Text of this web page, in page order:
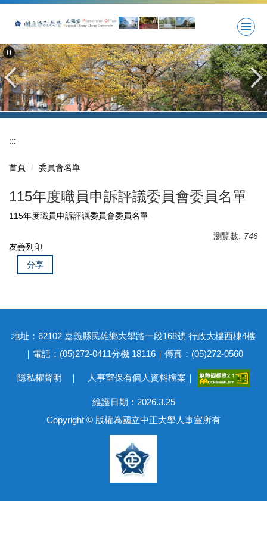
要
內
容
區
:::
首頁 委員會名單
115年度職員申訴評議委員會委員名單
115年度職員申訴評議委員會委員名單
瀏覽數: 746
友善列印
分享
地址：62102 嘉義縣民雄鄉大學路一段168號 行政大樓西棟4樓
｜電話：(05)272-0411分機 18116｜傳真：(05)272-0560
隱私權聲明 ｜ 人事室保有個人資料檔案 ｜
維護日期：2026.3.25
Copyright © 版權為國立中正大學人事室所有